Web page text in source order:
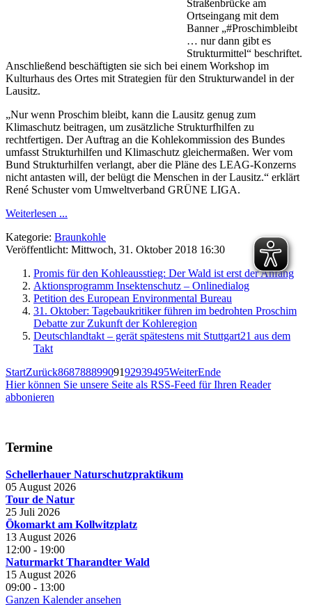
Straßenbrücke am
Ortseingang mit dem
Banner „#Proschimbleibt
… nur dann gibt es
Strukturmittel“ beschriftet.
Anschließend beschäftigten sie sich bei einem Workshop im
Kulturhaus des Ortes mit Strategien für den Strukturwandel in der
Lausitz.
„Nur wenn Proschim bleibt, kann die Lausitz genug zum
Klimaschutz beitragen, um zusätzliche Strukturfhilfen zu
rechtfertigen. Der Auftrag an die Kohlekommission des Bundes
umfasst Strukturhilfen und Klimaschutz gleichermaßen. Wer vom
Bund Strukturhilfen verlangt, aber die Pläne des LEAG-Konzerns
nicht antasten will, der belügt die Menschen in der Lausitz.“ erklärt
René Schuster vom Umweltverband GRÜNE LIGA.
Weiterlesen ...
Kategorie: Braunkohle
Veröffentlicht: Mittwoch, 31. Oktober 2018 16:30
Promis für den Kohleausstieg: Der Wald ist erst der Anfang
Aktionsprogramm Insektenschutz – Onlinedialog
Petition des European Environmental Bureau
31. Oktober: Tagebaukritiker führen im bedrohten Proschim
Debatte zur Zukunft der Kohleregion
Deutschlandtakt – gerät spätestens mit Stuttgart21 aus dem
Takt
StartZurück86878889909192939495WeiterEnde
Hier können Sie unsere Seite als RSS-Feed für Ihren Reader
abbonieren
Termine
Schellerhauer Naturschutzpraktikum
05 August 2026
Tour de Natur
25 Juli 2026
Ökomarkt am Kollwitzplatz
13 August 2026
12:00 - 19:00
Naturmarkt Tharandter Wald
15 August 2026
09:00 - 13:00
Ganzen Kalender ansehen